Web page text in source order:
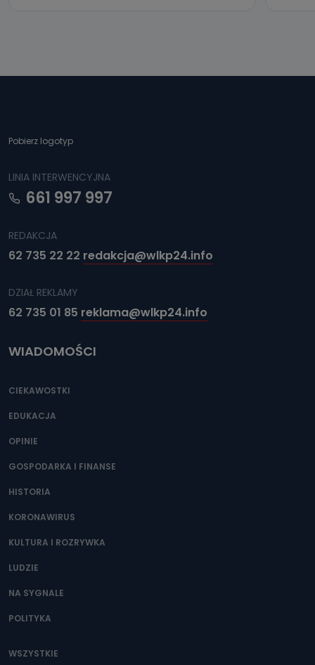
Pobierz logotyp
LINIA INTERWENCYJNA
661 997 997
REDAKCJA
62 735 22 22 redakcja@wlkp24.info
DZIAŁ REKLAMY
62 735 01 85 reklama@wlkp24.info
WIADOMOŚCI
CIEKAWOSTKI
EDUKACJA
OPINIE
GOSPODARKA I FINANSE
HISTORIA
KORONAWIRUS
KULTURA I ROZRYWKA
LUDZIE
NA SYGNALE
POLITYKA
WSZYSTKIE